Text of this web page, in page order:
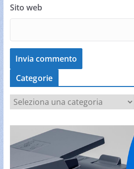
Sito web
Categorie
a
t
g